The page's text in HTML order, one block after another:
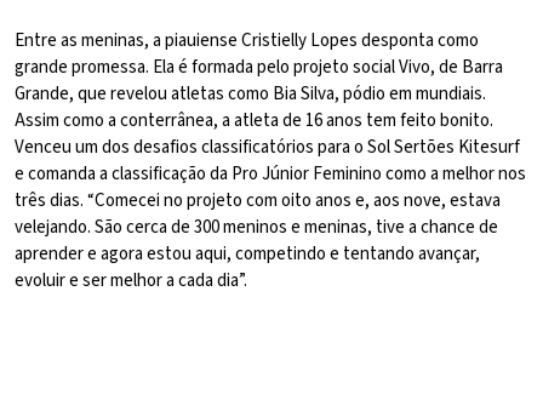
Entre as meninas, a piauiense Cristielly Lopes desponta como
grande promessa. Ela é formada pelo projeto social Vivo, de Barra
Grande, que revelou atletas como Bia Silva, pódio em mundiais.
Assim como a conterrânea, a atleta de 16 anos tem feito bonito.
Venceu um dos desafios classificatórios para o Sol Sertões Kitesurf
e comanda a classificação da Pro Júnior Feminino como a melhor nos
três dias. “Comecei no projeto com oito anos e, aos nove, estava
velejando. São cerca de 300 meninos e meninas, tive a chance de
aprender e agora estou aqui, competindo e tentando avançar,
evoluir e ser melhor a cada dia”.